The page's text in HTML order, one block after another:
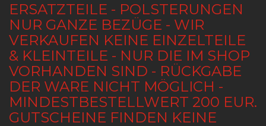
ERSATZTEILE - POLSTERUNGEN
NUR GANZE BEZÜGE - WIR
VERKAUFEN KEINE EINZELTEILE
& KLEINTEILE - NUR DIE IM SHOP
VORHANDEN SIND - RÜCKGABE
DER WARE NICHT MÖGLICH -
MINDESTBESTELLWERT 200 EUR.
GUTSCHEINE FINDEN KEINE